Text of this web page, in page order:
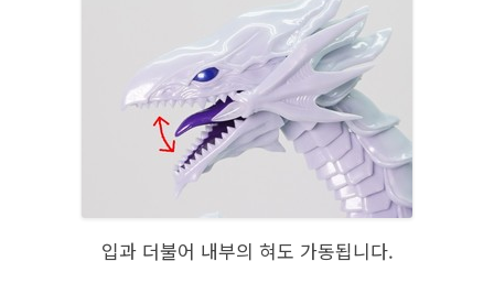
입과 더불어 내부의 혀도 가동됩니다.